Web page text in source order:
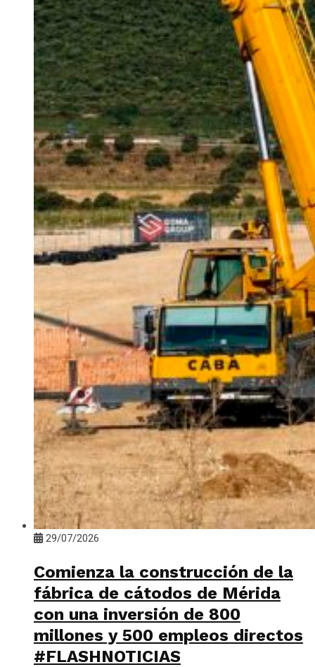
29/07/2026
Comienza la construcción de la
fábrica de cátodos de Mérida
con una inversión de 800
millones y 500 empleos directos
#FLASHNOTICIAS